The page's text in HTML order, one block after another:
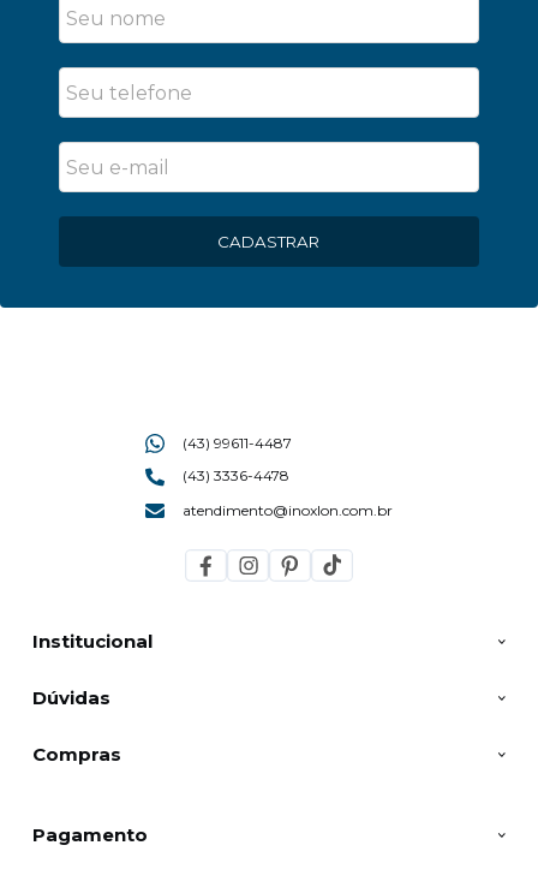
CADASTRAR
Institucional
Dúvidas
Compras
(43) 99611-4487
(43) 3336-4478
atendimento@inoxlon.com.br
Pagamento